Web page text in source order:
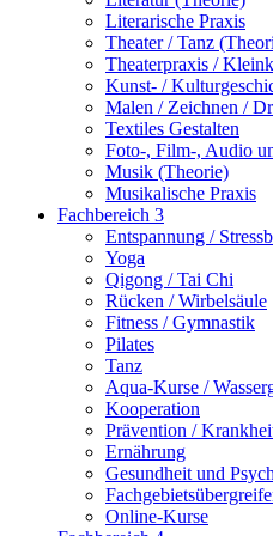
Literarische Praxis
Theater / Tanz
Theaterpraxis /
Kunst- /
Malen / Zeichnen /
Textiles Gestalten
Foto-, Film-, Audio
Musik (Theorie)
Musikalische Praxis
Fachbereich 3
Entspannung /
Yoga
Qigong / Tai Chi
Rücken / Wirbelsäule
Fitness / Gymnastik
Pilates
Tanz
Aqua-Kurse /
Kooperation
Prävention /
Ernährung
Gesundheit und
Online-Kurse